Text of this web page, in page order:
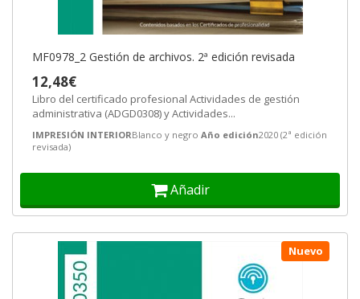
MF0978_2 Gestión de archivos. 2ª edición revisada
12,48€
Libro del certificado profesional Actividades de gestión
administrativa (ADGD0308) y Actividades...
IMPRESIÓN INTERIORBlanco y negro Año edición2020 (2ª edición
revisada)
Añadir
Nuevo